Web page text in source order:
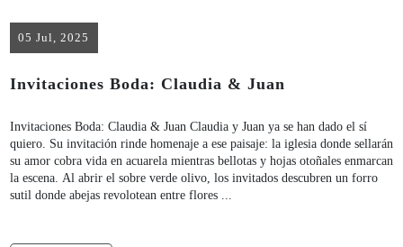
05 Jul, 2025
Invitaciones Boda: Claudia & Juan
Invitaciones Boda: Claudia & Juan Claudia y Juan ya se han dado el sí
quiero. Su invitación rinde homenaje a ese paisaje: la iglesia donde sellarán
su amor cobra vida en acuarela mientras bellotas y hojas otoñales enmarcan
la escena. Al abrir el sobre verde olivo, los invitados descubren un forro
sutil donde abejas revolotean entre flores ...